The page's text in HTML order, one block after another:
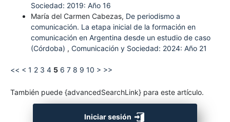
Sociedad: 2019: Año 16
María del Carmen Cabezas, De periodismo a
comunicación. La etapa inicial de la formación en
comunicación en Argentina desde un estudio de caso
(Córdoba) , Comunicación y Sociedad: 2024: Año 21
<< < 1 2 3 4 5 6 7 8 9 10 > >>
También puede {advancedSearchLink} para este artículo.
Iniciar sesión